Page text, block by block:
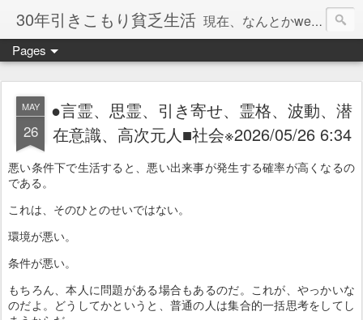
30年引きこもり貧乏生活 現在、なんとかweb系の仕事で食べています。このブログで扱う問題は「この世とはなにか」「人生とはなにか」「人間とはなにか」「強迫神経症の原因と解決法」「うつ病の原因と寄り添う方法」「家族の問題」などについてです。
Pages
MAY
26
●言霊、思霊、引き寄せ、霊格、波動、潜
在意識、高次元人■社会※2026/05/26 6:34
悪い条件下で生活すると、悪い出来事が発生する確率が高くなるの
である。
これは、そのひとのせいではない。
環境が悪い。
条件が悪い。
もちろん、本人に問題がある場合もあるのだ。これが、やっかいな
のだよ。どうしてかというと、普通の人は集合的一括思考をしてし